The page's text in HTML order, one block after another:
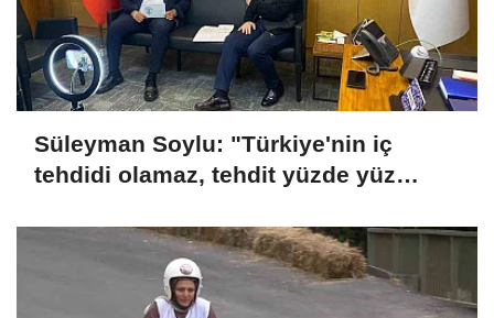
Süleyman Soylu: "Türkiye'nin iç
tehdidi olamaz, tehdit yüzde yüz